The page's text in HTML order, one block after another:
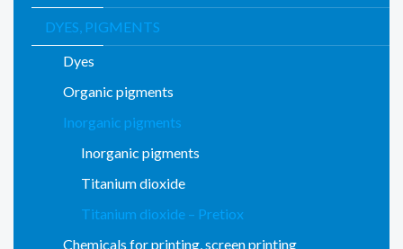
DYES, PIGMENTS
Dyes
Organic pigments
Inorganic pigments
Inorganic pigments
Titanium dioxide
Titanium dioxide – Pretiox
Chemicals for printing, screen printing